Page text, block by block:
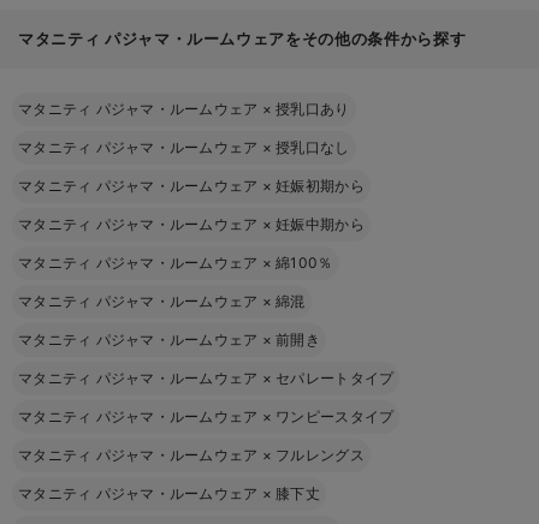
マタニティ パジャマ・ルームウェアをその他の条件から探す
マタニティ パジャマ・ルームウェア ×授乳口あり
マタニティ パジャマ・ルームウェア ×授乳口なし
マタニティ パジャマ・ルームウェア ×妊娠初期から
マタニティ パジャマ・ルームウェア ×妊娠中期から
マタニティ パジャマ・ルームウェア ×綿100％
マタニティ パジャマ・ルームウェア ×綿混
マタニティ パジャマ・ルームウェア ×前開き
マタニティ パジャマ・ルームウェア × セパレートタイプ
マタニティ パジャマ・ルームウェア × ワンピースタイプ
マタニティ パジャマ・ルームウェア × フルレングス
マタニティ パジャマ・ルームウェア × 膝下丈